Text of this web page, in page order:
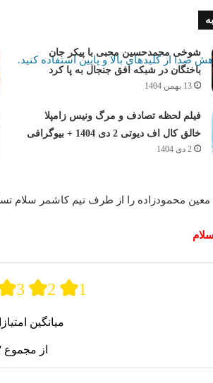
صدا از کلیدهای بالا و پایین استفاده کنید.
شوخی محمدحسین محبی با پیکر جان
باختگان در شبکه افق جنجال به پا کرد
13 بهمن 1404
فیلم لحظه تصادف و مرگ ونیس زامپلا
خالق کال اف دیوتی 2 دی 1404 + بیوگرافی
2 دی 1404
معین محمودزاده را از طرف تیم کاشمر سلام
3 2 1
میانگین
از مجموع